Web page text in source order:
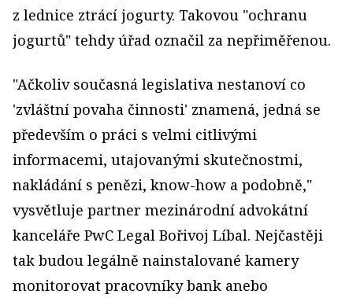
z lednice ztrácí jogurty. Takovou "ochranu
jogurtů" tehdy úřad označil za nepřiměřenou.
"Ačkoliv současná legislativa nestanoví co
'zvláštní povaha činnosti' znamená, jedná se
především o práci s velmi citlivými
informacemi, utajovanými skutečnostmi,
nakládání s penězi, know-how a podobně,"
vysvětluje partner mezinárodní advokátní
kanceláře PwC Legal Bořivoj Líbal. Nejčastěji
tak budou legálně nainstalované kamery
monitorovat pracovníky bank anebo